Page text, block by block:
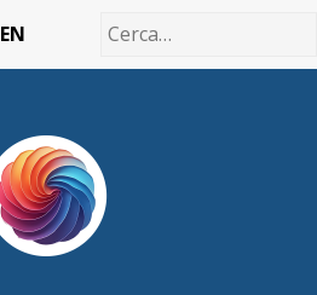
EN